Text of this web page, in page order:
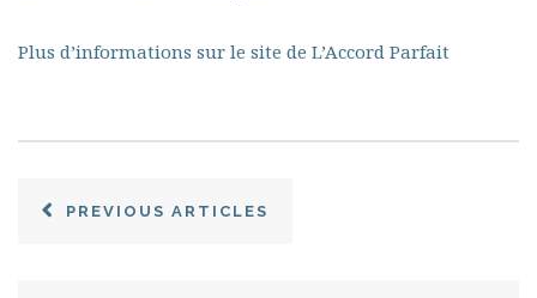
Plus d’informations sur le site de L’Accord Parfait
PREVIOUS ARTICLES